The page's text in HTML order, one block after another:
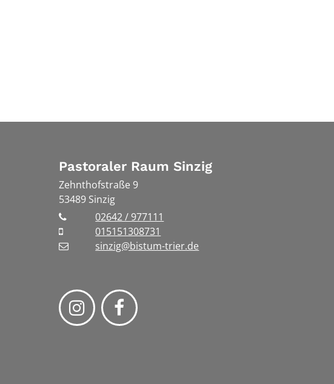
Pastoraler Raum Sinzig
Zehnthofstraße 9
53489 Sinzig
02642 / 977111
015151308731
sinzig@bistum-trier.de